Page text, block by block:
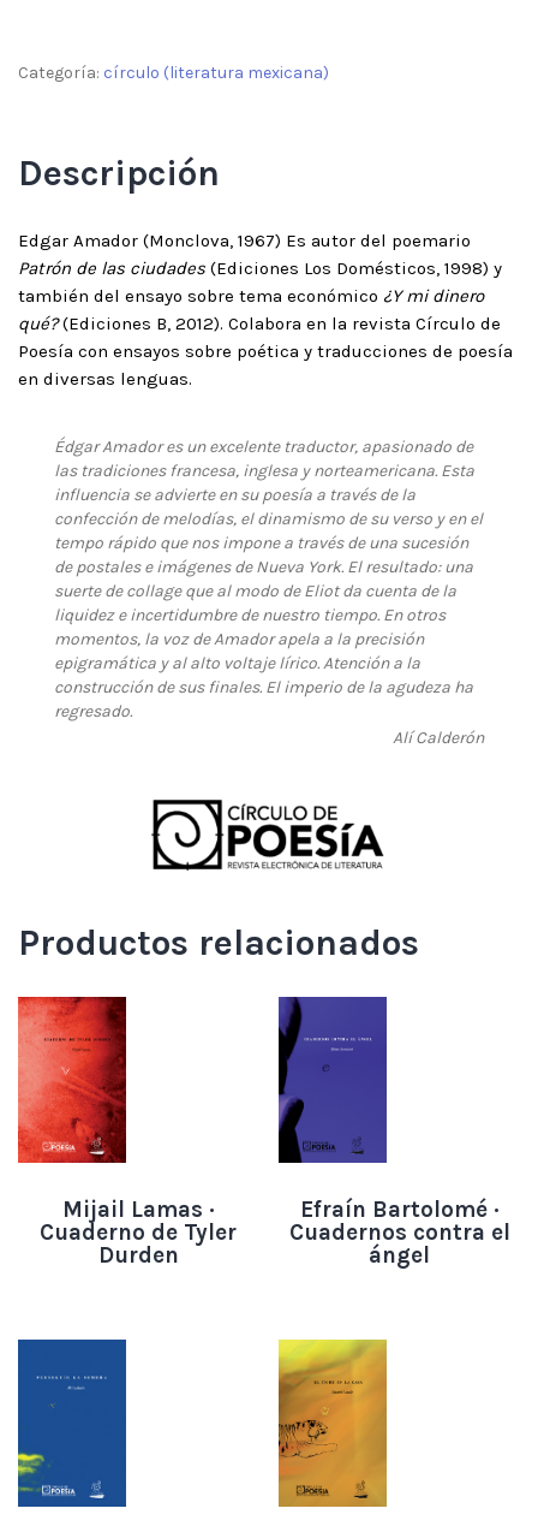
Categoría: círculo (literatura mexicana)
Descripción
Edgar Amador (Monclova, 1967) Es autor del poemario
Patrón de las ciudades (Ediciones Los Domésticos, 1998) y
también del ensayo sobre tema económico ¿Y mi dinero
qué?(Ediciones B, 2012). Colabora en la revista Círculo de
Poesía con ensayos sobre poética y traducciones de poesía
en diversas lenguas.
Édgar Amador es un excelente traductor, apasionado de
las tradiciones francesa, inglesa y norteamericana. Esta
influencia se advierte en su poesía a través de la
confección de melodías, el dinamismo de su verso y en el
tempo rápido que nos impone a través de una sucesión
de postales e imágenes de Nueva York. El resultado: una
suerte de collage que al modo de Eliot da cuenta de la
liquidez e incertidumbre de nuestro tiempo. En otros
momentos, la voz de Amador apela a la precisión
epigramática y al alto voltaje lírico. Atención a la
construcción de sus finales. El imperio de la agudeza ha
regresado.
Alí Calderón
Productos relacionados
Mijail Lamas ·
Cuaderno de Tyler
Durden
Efraín Bartolomé ·
Cuadernos contra el
ángel